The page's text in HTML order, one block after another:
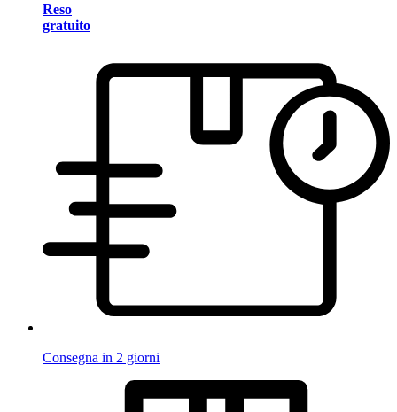
Reso
gratuito
Consegna in 2 giorni